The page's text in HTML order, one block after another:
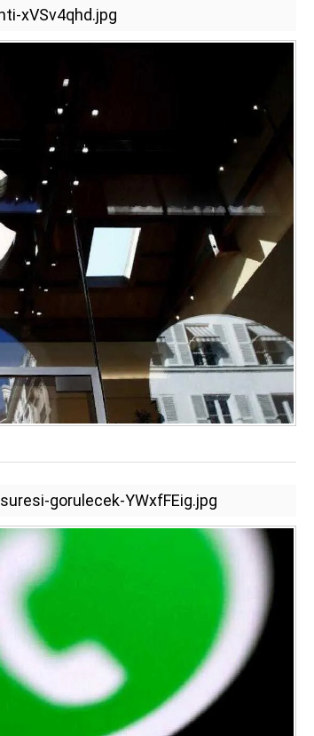
xVSv4qhd.jpg
gorulecek-YWxfFEig.jpg